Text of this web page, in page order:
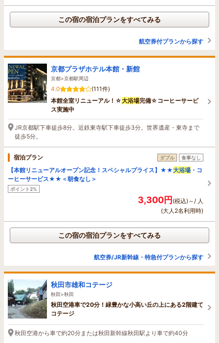
この宿の宿泊プランをすべてみる
航空券付プランから探す
京都プラザホテル本館・新館
京都>京都駅周辺
4.0
(111件)
本館全室リニューアル！☆大浴場完備☆コーヒーサービ
ス実施中
JR京都駅下車徒歩8分。近鉄東寺駅下車徒歩3分。世界遺産・東寺まで
徒歩5分。
宿泊プラン ダブル 食事なし
【本館リニューアルオープン記念！スペシャルプライス】★★大浴場 ・コ
ーヒーサービス★★＜朝食なし＞
ポイント2%
3,300円(税込)～/ 人
(大人2名利用時)
この宿の宿泊プランをすべてみる
航空券/JR新幹線・特急付プランから探す
秋田市雄和コテージ
秋田>秋田
秋田空港車で20分！緑豊かな小高い丘の上にある2階建て
コテージ
秋田空港から車で約20分または秋田新幹線秋田駅より車で約40分